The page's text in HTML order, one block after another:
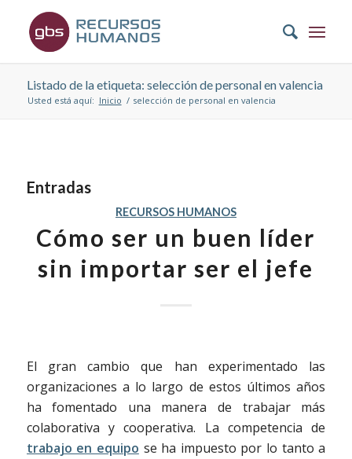
Listado de la etiqueta: selección de personal en valencia
Usted está aquí: Inicio / selección de personal en valencia
Entradas
RECURSOS HUMANOS
Cómo ser un buen líder
sin importar ser el jefe
El gran cambio que han experimentado las
organizaciones a lo largo de estos últimos años
ha fomentado una manera de trabajar más
colaborativa y cooperativa. La competencia de
trabajo en equipo se ha impuesto por lo tanto a